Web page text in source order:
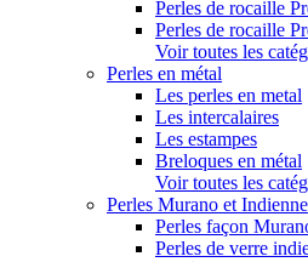
Perles de rocaille
Perles de rocaille
Voir toutes les
Perles en métal
Les perles en metal
Les intercalaires
Les estampes
Breloques en métal
Voir toutes les
Perles Murano et Indienne
Perles façon
Perles de verre